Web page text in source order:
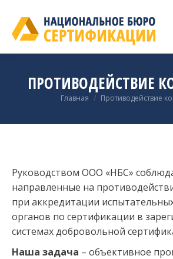
ПРОТИВОДЕЙСТВИЕ
Вы здесь:
Главная Противодействие
Руководством ООО «НБС»
направленные на
при аккредитации
органов по сертификации в
системах добровольной
Наша задача – объективное